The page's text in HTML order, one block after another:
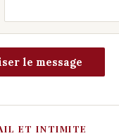
ET INTIMITE